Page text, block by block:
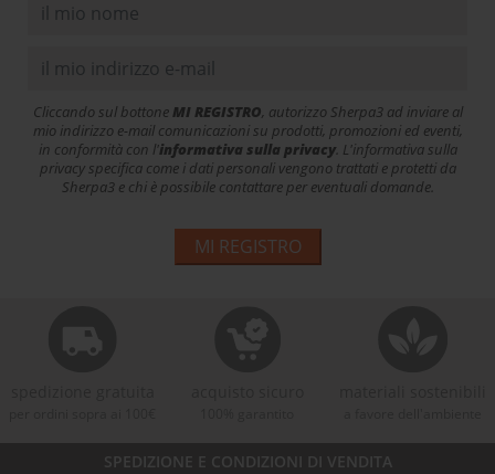
Cliccando sul bottoneMI REGISTRO, autorizzo Sherpa3 ad inviare al
mio indirizzo e-mail comunicazioni su prodotti, promozioni ed eventi,
in conformità con l'informativa sulla privacy. L'informativa sulla
privacy specifica come i dati personali vengono trattati e protetti da
Sherpa3 e chi è possibile contattare per eventuali domande.
MI REGISTRO
SPEDIZIONE E CONDIZIONI DI VENDITA